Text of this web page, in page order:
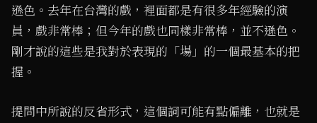
遜色。去年在台灣的戲，裡面都是有很多年經驗的演
員，戲非常棒；但今年的戲也同樣非常棒，並不遜色。
剛才說的這些是我對於表現的「場」的一個最基本的把
握。
提問中所說的反省形式，這個詞可能有點偏離，也就是